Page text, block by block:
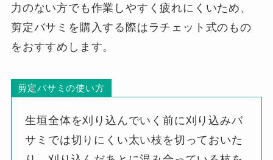
力のない方でも作業しやすく疲れにくいため、
剪定バサミを購入する際はラチェット式のもの
をおすすめします。
剪定バサミの使い方
生垣全体を刈り込んでいく前に刈り込みバ
サミでは切りにくい太い枝を切っておいた